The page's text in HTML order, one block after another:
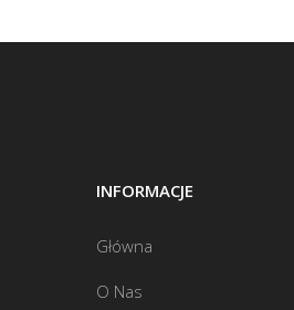
INFORMACJE
Główna
O Nas